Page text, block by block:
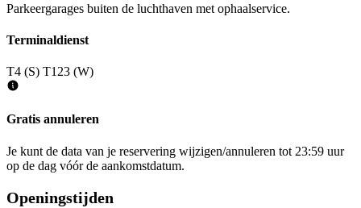
Parkeergarages buiten de luchthaven met ophaalservice.
Terminaldienst
T4 (S) T123 (W)
Gratis annuleren
Je kunt de data van je reservering wijzigen/annuleren tot 23:59 uur
op de dag vóór de aankomstdatum.
Openingstijden